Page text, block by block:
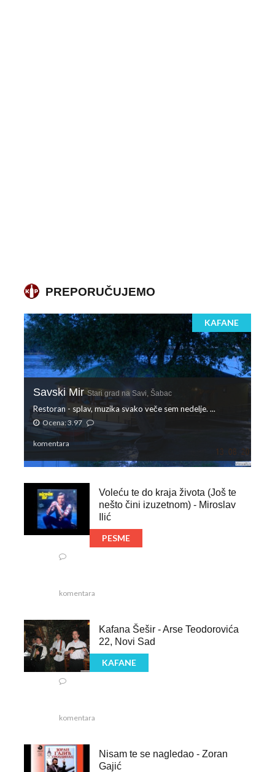
PREPORUČUJEMO
KAFANE
Savski MirStari grad na Savi, Šabac
Restoran - splav, muzika svako veče sem nedelje. ...
Ocena: 3.97
komentara
Voleću te do kraja života (Još te
nešto čini izuzetnom) - Miroslav
Ilić
PESME
komentara
Kafana Šešir - Arse Teodorovića
22, Novi Sad
KAFANE
komentara
Nisam te se nagledao - Zoran
Gajić